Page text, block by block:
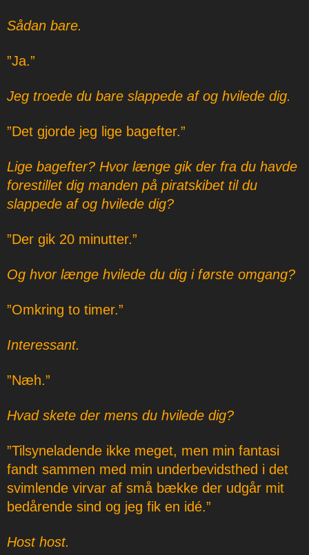
Sådan bare.
”Ja.”
Jeg troede du bare slappede af og hvilede dig.
”Det gjorde jeg lige bagefter.”
Lige bagefter? Hvor længe gik der fra du havde
forestillet dig manden på piratskibet til du
slappede af og hvilede dig?
”Der gik 20 minutter.”
Og hvor længe hvilede du dig i første omgang?
”Omkring to timer.”
Interessant.
”Næh.”
Hvad skete der mens du hvilede dig?
”Tilsyneladende ikke meget, men min fantasi
fandt sammen med min underbevidsthed i det
svimlende virvar af små bække der udgår mit
bedårende sind og jeg fik en idé.”
Host host.